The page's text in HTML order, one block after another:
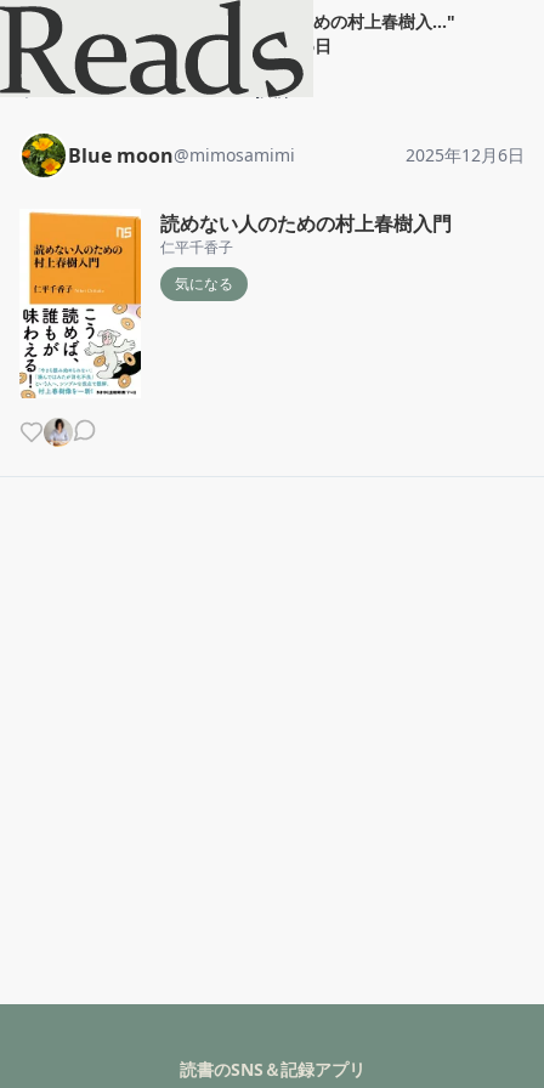
読めない人のための村上春樹入..."
2025年12月6日
ホーム
Blue moon 投稿
Blue moon@mimosamimi 2025年12月6日
読めない人のための村上春樹入門
仁平千香子
気になる
読書のSNS＆記録アプリ